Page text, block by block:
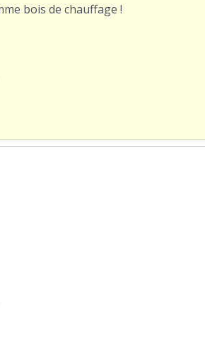
bois de chauffage !